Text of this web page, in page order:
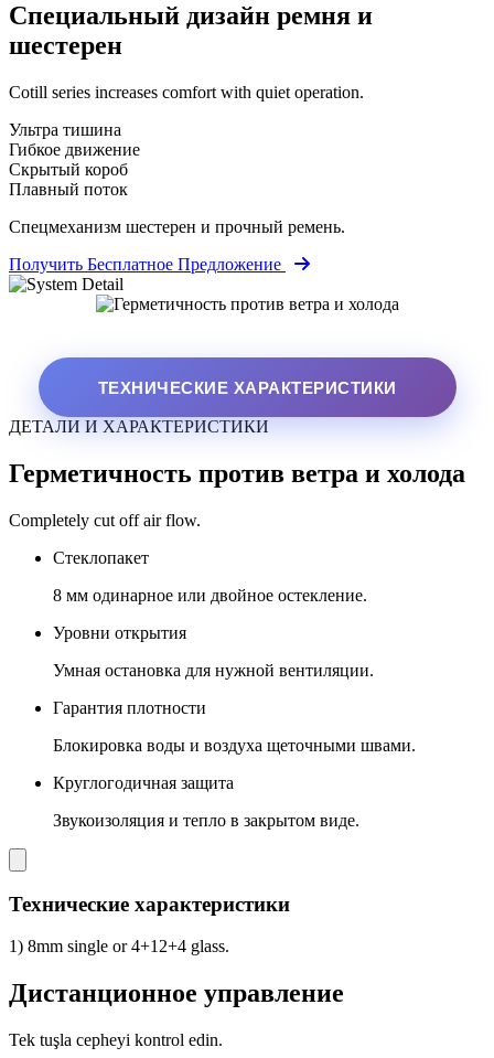
Специальный дизайн ремня и
шестерен
Cotill series increases comfort with quiet operation.
Ультра тишина
Гибкое движение
Скрытый короб
Плавный поток
Спецмеханизм шестерен и прочный ремень.
Получить Бесплатное Предложение
ТЕХНИЧЕСКИЕ ХАРАКТЕРИСТИКИ
ДЕТАЛИ И ХАРАКТЕРИСТИКИ
Герметичность против ветра и холода
Completely cut off air flow.
Стеклопакет
8 мм одинарное или двойное остекление.
Уровни открытия
Умная остановка для нужной вентиляции.
Гарантия плотности
Блокировка воды и воздуха щеточными швами.
Круглогодичная защита
Звукоизоляция и тепло в закрытом виде.
Технические характеристики
1) 8mm single or 4+12+4 glass.
Дистанционное управление
Tek tuşla cepheyi kontrol edin.